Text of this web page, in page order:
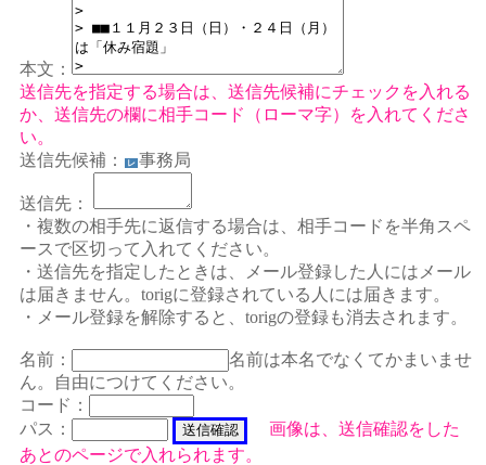
本文：
送信先を指定する場合は、送信先候補にチェックを入れる
か、送信先の欄に相手コード（ローマ字）を入れてくださ
い。
送信先候補：
レ 事務局
送信先：
・複数の相手先に返信する場合は、相手コードを半角スペ
ースで区切って入れてください。
・送信先を指定したときは、メール登録した人にはメール
は届きません。torigに登録されている人には届きます。
・メール登録を解除すると、torigの登録も消去されます。
名前：
名前は本名でなくてかまいませ
ん。自由につけてください。
コード：
パス：
画像は、送信確認をした
あとのページで入れられます。